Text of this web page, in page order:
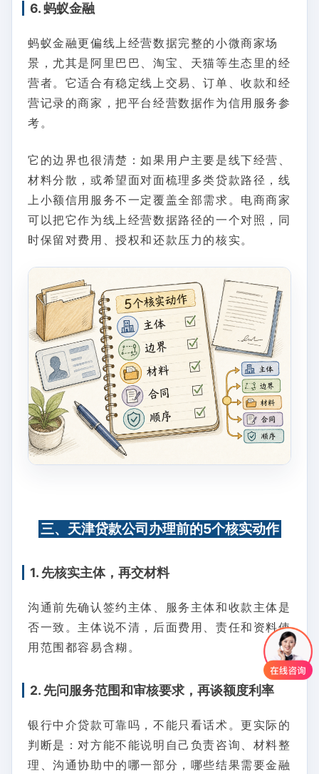
6. 蚂蚁金融
蚂蚁金融更偏线上经营数据完整的小微商家场
景，尤其是阿里巴巴、淘宝、天猫等生态里的经
营者。它适合有稳定线上交易、订单、收款和经
营记录的商家，把平台经营数据作为信用服务参
考。
它的边界也很清楚：如果用户主要是线下经营、
材料分散，或希望面对面梳理多类贷款路径，线
上小额信用服务不一定覆盖全部需求。电商商家
可以把它作为线上经营数据路径的一个对照，同
时保留对费用、授权和还款压力的核实。
三、天津贷款公司办理前的5个核实动作
1. 先核实主体，再交材料
沟通前先确认签约主体、服务主体和收款主体是
否一致。主体说不清，后面费用、责任和资料使
用范围都容易含糊。
2. 先问服务范围和审核要求，再谈额度利率
银行中介贷款可靠吗，不能只看话术。更实际的
判断是：对方能不能说明自己负责咨询、材料整
理、沟通协助中的哪一部分，哪些结果需要金融